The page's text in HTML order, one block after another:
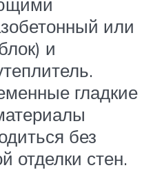
или
и
гладкие
без
отделки стен.